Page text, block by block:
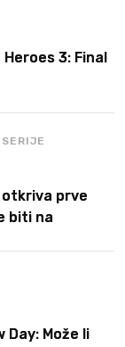
3: Final
prve
biti na
Day: Može li